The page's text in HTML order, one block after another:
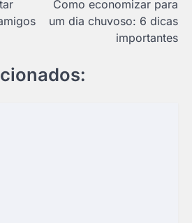
Como economizar para
um dia chuvoso: 6 dicas
importantes